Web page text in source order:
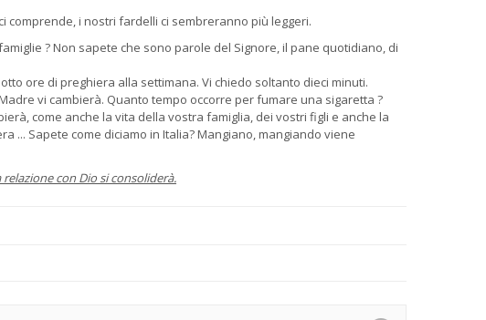
comprende, i nostri fardelli ci sembreranno più leggeri.
? Non sapete che sono parole del Signore, il pane quotidiano, di
ore di preghiera alla settimana. Vi chiedo soltanto dieci minuti.
vi cambierà. Quanto tempo occorre per fumare una sigaretta ?
come anche la vita della vostra famiglia, dei vostri figli e anche la
... Sapete come diciamo in Italia? Mangiano, mangiando viene
con Dio si consoliderà.